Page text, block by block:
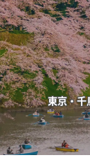
東京・千